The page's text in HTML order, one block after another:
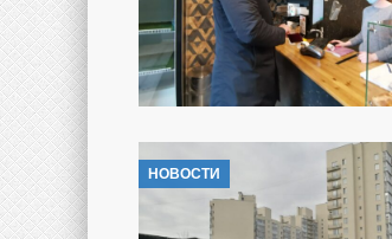
НОВОСТИ